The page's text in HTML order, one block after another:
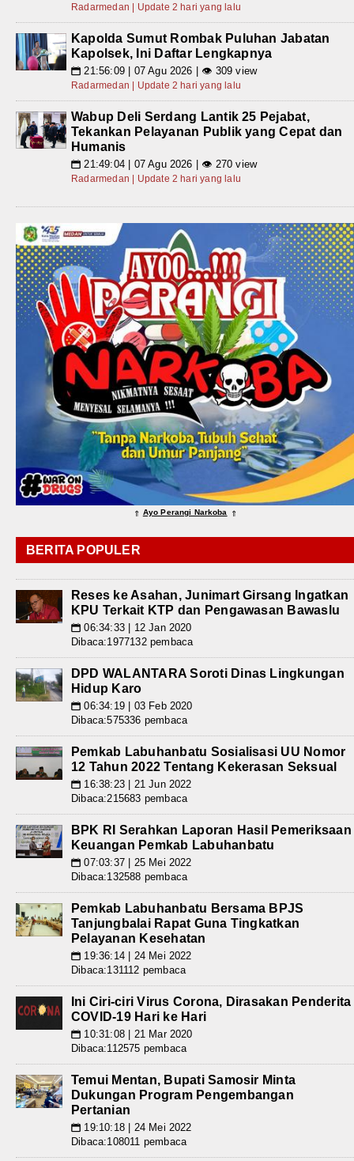
Radarmedan | Update 2 hari yang lalu
Kapolda Sumut Rombak Puluhan Jabatan
Kapolsek, Ini Daftar Lengkapnya
📅 21:56:09 | 07 Agu 2026 | 👁 309 view
Radarmedan | Update 2 hari yang lalu
Wabup Deli Serdang Lantik 25 Pejabat,
Tekankan Pelayanan Publik yang Cepat dan
Humanis
📅 21:49:04 | 07 Agu 2026 | 👁 270 view
Radarmedan | Update 2 hari yang lalu
⇑ Ayo Perangi Narkoba ⇑
BERITA POPULER
Reses ke Asahan, Junimart Girsang Ingatkan
KPU Terkait KTP dan Pengawasan Bawaslu
📅 06:34:33 | 12 Jan 2020
Dibaca:1977132 pembaca
DPD WALANTARA Soroti Dinas Lingkungan
Hidup Karo
📅 06:34:19 | 03 Feb 2020
Dibaca:575336 pembaca
Pemkab Labuhanbatu Sosialisasi UU Nomor
12 Tahun 2022 Tentang Kekerasan Seksual
📅 16:38:23 | 21 Jun 2022
Dibaca:215683 pembaca
BPK RI Serahkan Laporan Hasil Pemeriksaan
Keuangan Pemkab Labuhanbatu
📅 07:03:37 | 25 Mei 2022
Dibaca:132588 pembaca
Pemkab Labuhanbatu Bersama BPJS
Tanjungbalai Rapat Guna Tingkatkan
Pelayanan Kesehatan
📅 19:36:14 | 24 Mei 2022
Dibaca:131112 pembaca
Ini Ciri-ciri Virus Corona, Dirasakan Penderita
COVID-19 Hari ke Hari
📅 10:31:08 | 21 Mar 2020
Dibaca:112575 pembaca
Temui Mentan, Bupati Samosir Minta
Dukungan Program Pengembangan
Pertanian
📅 19:10:18 | 24 Mei 2022
Dibaca:108011 pembaca